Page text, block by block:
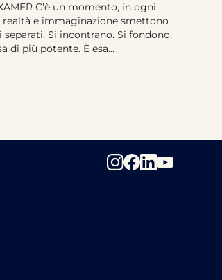
C’è un momento, in ogni
realtà e immaginazione smettono
Si incontrano. Si fondono.
di più potente. È esa...